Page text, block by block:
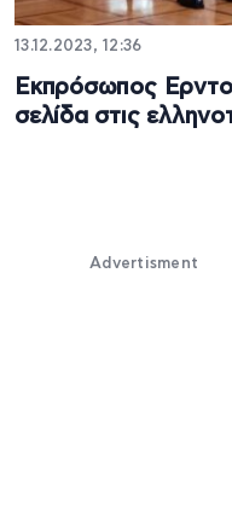
13.12.2023, 12:36
Εκπρόσωπος
σελίδα στις
Advertisment